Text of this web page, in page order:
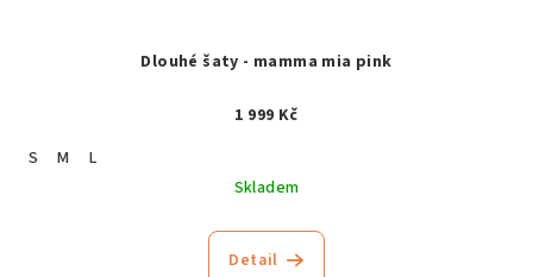
Dlouhé šaty - mamma mia pink
1 999 Kč
S
M
L
Skladem
Detail